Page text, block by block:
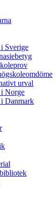
Sverige
urval
Norge
Danmark